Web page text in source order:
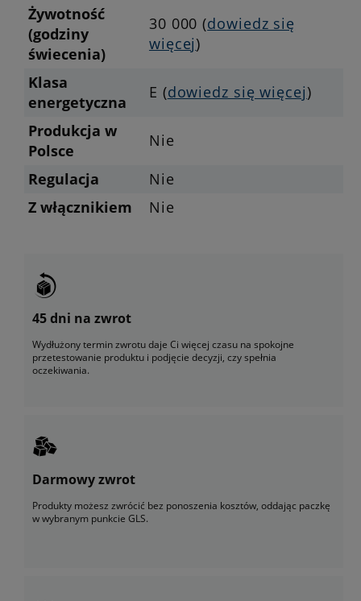
Żywotność
(godziny
świecenia)
30 000 (dowiedz się
więcej)
Klasa
energetyczna
E (dowiedz się więcej)
Produkcja w
Polsce
Nie
Regulacja
Nie
Z włącznikiem
Nie
45 dni na zwrot
Wydłużony termin zwrotu daje Ci więcej czasu na spokojne
przetestowanie produktu i podjęcie decyzji, czy spełnia
oczekiwania.
Darmowy zwrot
Produkty możesz zwrócić bez ponoszenia kosztów, oddając paczkę
w wybranym punkcie GLS.